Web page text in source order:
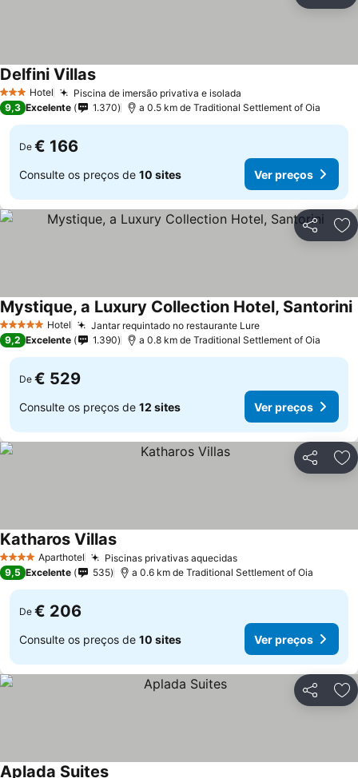
3 EstrelasHotel Piscina de imersão privativa e isolada
Delfini Villas
9,3 Excelente 1.370 a 0.5 km de Traditional Settlement of Oia
De € 166
Consulte os preços de 10 sites Ver preços
Partilhar
5 Estrelas Hotel Jantar requintado no restaurante Lure
Mystique, a Luxury Collection Hotel, Santorini
9,2 Excelente 1.390 a 0.8 km de Traditional Settlement of Oia
De € 529
Consulte os preços de 12 sites Ver preços
Partilhar
4 EstrelasAparthotel Piscinas privativas aquecidas
Katharos Villas
9,5 Excelente 535 a 0.6 km de Traditional Settlement of Oia
De € 206
Consulte os preços de 10 sites Ver preços
Partilhar
Aplada Suites